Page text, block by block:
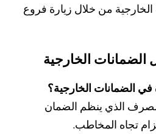
من خلال زيارة فروع
الضمانات الخارجية
الضمانات الخارجية؟
الذي ينظم الضمان
تجاه المخاطب.